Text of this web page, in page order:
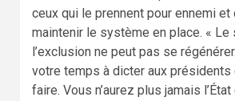
ceux qui le prennent pour ennemi et
maintenir le système en place. « Le
l’exclusion ne peut pas se
votre temps à dicter aux présidents
faire. Vous n’aurez plus jamais